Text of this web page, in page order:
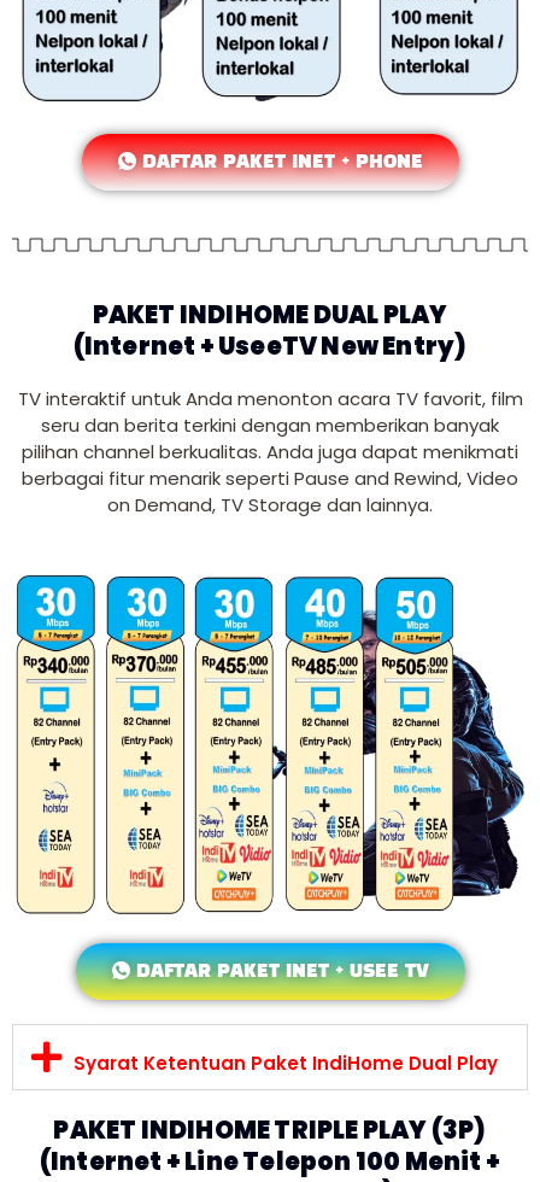
DAFTAR PAKET INET + PHONE
PAKET INDIHOME DUAL PLAY
(Internet + UseeTV New Entry)
TV interaktif untuk Anda menonton acara TV favorit, film
seru dan berita terkini dengan memberikan banyak
pilihan channel berkualitas. Anda juga dapat menikmati
berbagai fitur menarik seperti Pause and Rewind, Video
on Demand, TV Storage dan lainnya.
DAFTAR PAKET INET + USEE TV
Syarat Ketentuan Paket IndiHome Dual Play
PAKET INDIHOME TRIPLE PLAY (3P)
(Internet + Line Telepon 100 Menit +